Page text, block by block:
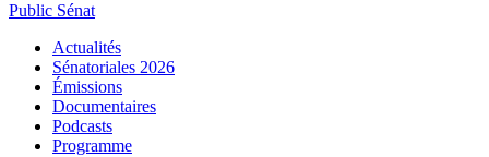
Public Sénat
Actualités
Sénatoriales 2026
Émissions
Documentaires
Podcasts
Programme